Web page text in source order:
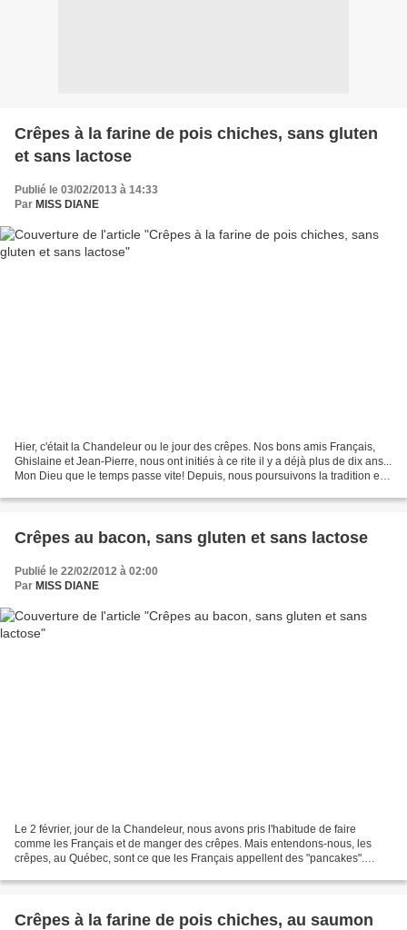
Crêpes à la farine de pois chiches, sans gluten
et sans lactose
Publié le 03/02/2013 à 14:33
Par MISS DIANE
Hier, c'était la Chandeleur ou le jour des crêpes. Nos bons amis Français,
Ghislaine et Jean-Pierre, nous ont initiés à ce rite il y a déjà plus de dix ans...
Mon Dieu que le temps passe vite! Depuis, nous poursuivons la tradition et
Crêpes au bacon, sans gluten et sans lactose
Publié le 22/02/2012 à 02:00
Par MISS DIANE
Le 2 février, jour de la Chandeleur, nous avons pris l'habitude de faire
comme les Français et de manger des crêpes. Mais entendons-nous, les
crêpes, au Québec, sont ce que les Français appellent des "pancakes".
Crêpes à la farine de pois chiches, au saumon